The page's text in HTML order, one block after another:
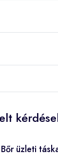
üzleti